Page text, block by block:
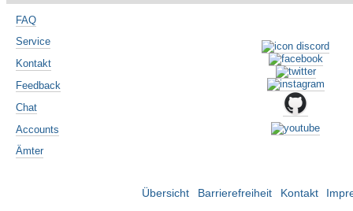
FAQ
Service
Kontakt
Feedback
Chat
Accounts
Ämter
Übersicht Barrierefreiheit Kontakt